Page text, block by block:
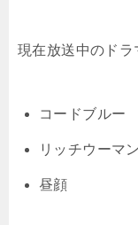
現在放送中のドラ
コードブルー
リッチウーマ
昼顔